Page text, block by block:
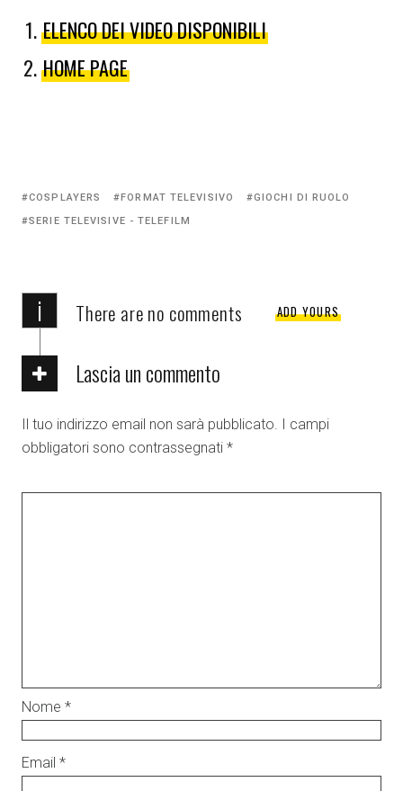
ELENCO DEI VIDEO DISPONIBILI
HOME PAGE
Tagged
with:
COSPLAYERS FORMAT TELEVISIVO
GIOCHI DI RUOLO
SERIE TELEVISIVE - TELEFILM
i There are no comments ADD YOURS
Lascia un commento
Il tuo indirizzo email non sarà pubblicato. I campi
obbligatori sono contrassegnati *
Nome *
Email *